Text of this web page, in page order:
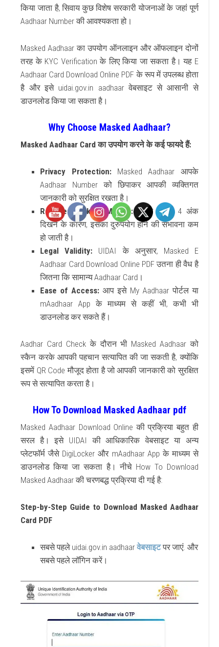
किया जाता है, सिवाय कुछ विशेष सरकारी योजनाओं के जहां पूर्ण
Aadhaar Numberकी आवश्यकता हो।
Masked Aadhaar का उपयोग ऑनलाइन और ऑफलाइन दोनों
तरह के KYC Verification के लिए किया जा सकता है। यह E
Aadhaar Card Download Online PDF के रूप में उपलब्ध होता
है और इसे uidai.gov.in aadhaarवेबसाइट से आसानी से
डाउनलोड किया जा सकता है।
Why Choose Masked Aadhaar?
Masked Aadhaar Card का उपयोग करने के कई फायदे हैं:
Privacy Protection: Masked Aadhaar आपके
Aadhaar Number को छिपाकर आपकी व्यक्तिगत
जानकारी को सुरक्षित रखता है।
Reduced Risk of Misuse:केवल अंतिम 4 अंक
दिखने के कारण, इसका दुरुपयोग होने की संभावना कम
हो जाती है।
Legal Validity: UIDAI के अनुसार, Masked E
Aadhaar Card Download Online PDFउतना ही वैध है
जितना कि सामान्यAadhaar Card ।
Ease of Access: आप इसे My Aadhaarपोर्टल या
mAadhaar App के माध्यम से कहीं भी, कभी भी
डाउनलोड कर सकते हैं।
Aadhar Card Checkके दौरान भी Masked Aadhaarको
स्कैन करके आपकी पहचान सत्यापित की जा सकती है, क्योंकि
इसमें QR Code मौजूद होता है जो आपकी जानकारी को सुरक्षित
रूप से सत्यापित करता है।
How To Download Masked Aadhaar pdf
Masked Aadhaar Download Online की प्रक्रिया बहुत ही
सरल है। इसे UIDAI की आधिकारिक वेबसाइट या अन्य
प्लेटफॉर्म जैसे DigiLocker और mAadhaar App के माध्यम से
डाउनलोड किया जा सकता है। नीचे How To Download
Masked Aadhaarकी चरणबद्ध प्रक्रिया दी गई है:
Step-by-Step Guide to Download Masked Aadhaar
Card PDF
सबसे पहले uidai.gov.in aadhaar वेबसाइट पर जाएं. और
सबसे पहले लॉगिन करें।